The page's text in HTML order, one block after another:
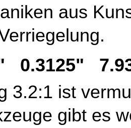
aus
0.3125"
3.2:1 ist
gibt es